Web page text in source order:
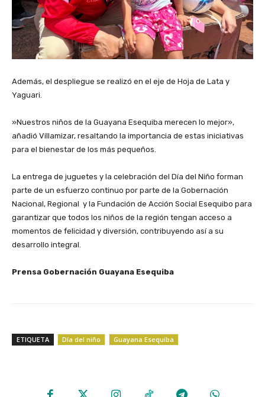
Además, el despliegue se realizó en el eje de Hoja de Lata y
Yaguari.
‎»Nuestros niños de la Guayana Esequiba merecen lo mejor»,
añadió Villamizar, resaltando la importancia de estas iniciativas
para el bienestar de los más pequeños.
‎La entrega de juguetes y la celebración del Día del Niño forman
parte de un esfuerzo continuo por parte de la Gobernación
Nacional, Regional y la Fundación de Acción Social Esequibo para
garantizar que todos los niños de la región tengan acceso a
momentos de felicidad y diversión, contribuyendo así a su
desarrollo integral.
‎Prensa Gobernación Guayana Esequiba
ETIQUETA Día del niño Guayana Esequiba